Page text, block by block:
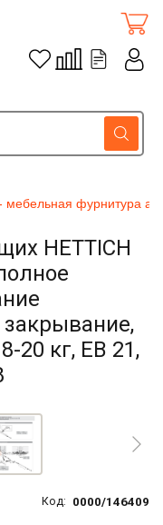
мебельная фурнитура
HETTICH
20 кг, ЕВ 21,
Код: 0000/146409